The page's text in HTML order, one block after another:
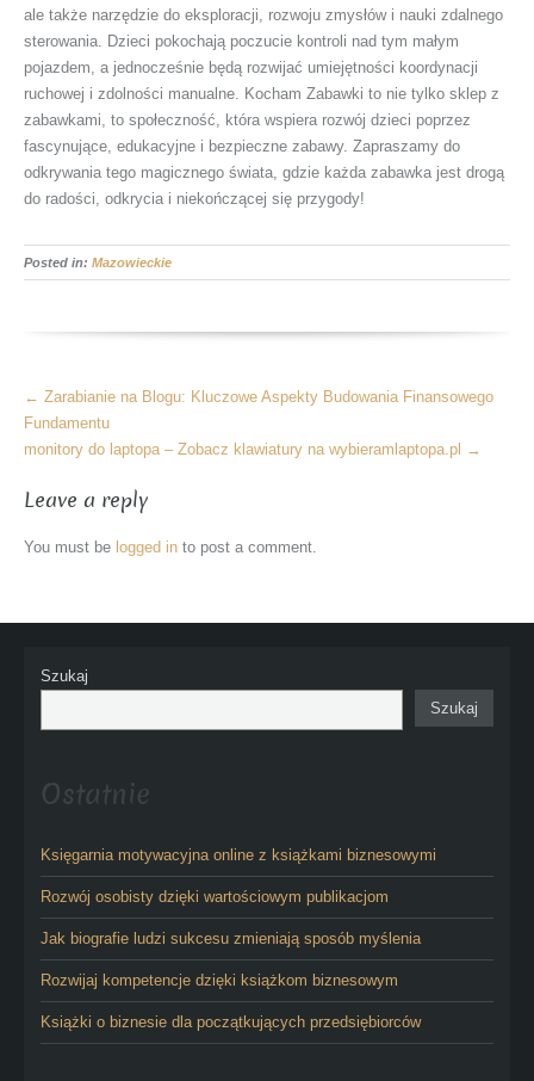
ale także narzędzie do eksploracji, rozwoju zmysłów i nauki zdalnego
sterowania. Dzieci pokochają poczucie kontroli nad tym małym
pojazdem, a jednocześnie będą rozwijać umiejętności koordynacji
ruchowej i zdolności manualne. Kocham Zabawki to nie tylko sklep z
zabawkami, to społeczność, która wspiera rozwój dzieci poprzez
fascynujące, edukacyjne i bezpieczne zabawy. Zapraszamy do
odkrywania tego magicznego świata, gdzie każda zabawka jest drogą
do radości, odkrycia i niekończącej się przygody!
Posted in: Mazowieckie
More
Articles
← Zarabianie na Blogu: Kluczowe Aspekty Budowania Finansowego
Fundamentu
monitory do laptopa – Zobacz klawiatury na wybieramlaptopa.pl →
Leave a reply
You must be logged in to post a comment.
Szukaj
Szukaj
Ostatnie
Księgarnia motywacyjna online z książkami biznesowymi
Rozwój osobisty dzięki wartościowym publikacjom
Jak biografie ludzi sukcesu zmieniają sposób myślenia
Rozwijaj kompetencje dzięki książkom biznesowym
Książki o biznesie dla początkujących przedsiębiorców